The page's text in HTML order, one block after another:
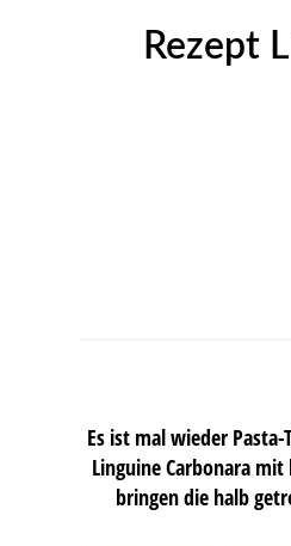
Rezept
Es ist mal wieder
Linguine Carbonara
bringen die halb